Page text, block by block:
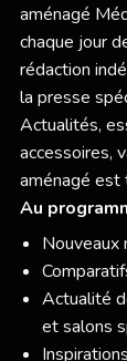
aménagé
chaque jour
rédaction
la presse
Actualités,
accessoires,
aménagé est
Au
Nouveaux
Actualité
et salons